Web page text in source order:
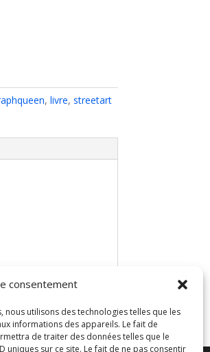
consentement
nous utilisons des technologies telles que les
informations des appareils. Le fait de
de traiter des données telles que le
uniques sur ce site. Le fait de ne pas consentir
, livre, streetart